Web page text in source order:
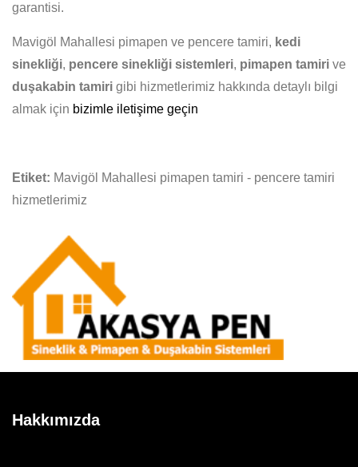
garantisi.
Mavigöl Mahallesi pimapen ve pencere tamiri, kedi
sinekliği, pencere sinekliği sistemleri, pimapen tamiri ve
duşakabin tamiri gibi hizmetlerimiz hakkında detaylı bilgi
almak için bizimle iletişime geçin
Etiket: Mavigöl Mahallesi pimapen tamiri - pencere tamiri
hizmetlerimiz
Hakkımızda